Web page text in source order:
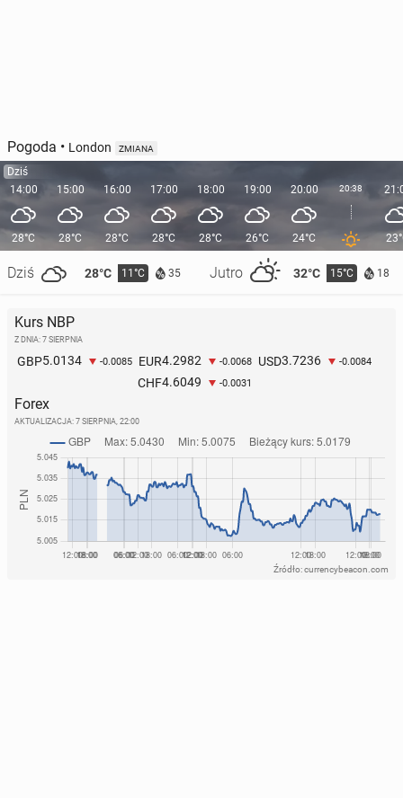
Pogoda • London ZMIANA
Dziś
14:00
28°C
Dziś 28°C 11°C 35 Jutro 32°C 15°C 18
15:00
28°C
16:00
28°C
17:00
28°C
18:00
28°C
19:00
26°C
20:00
24°C
20:38
Kurs NBP
Z DNIA: 7 SIERPNIA
GBP5.0134 -0.0085 EUR4.2982 -0.0068 USD3.7236 -0.0084
CHF4.6049 -0.0031
Forex
AKTUALIZACJA: 7 SIERPNIA, 22:00
Źródło: currencybeacon.com